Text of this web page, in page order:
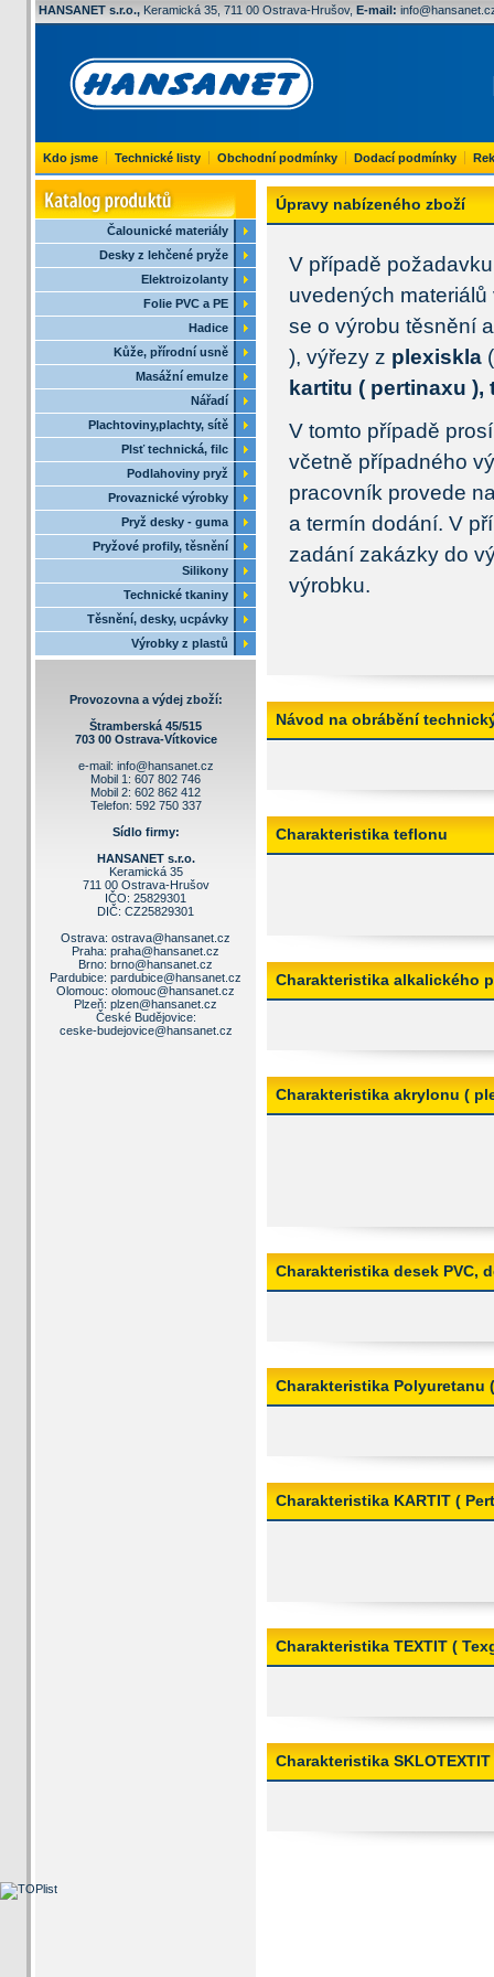
HANSANET s.r.o., Keramická 35, 711 00 Ostrava-Hrušov, E-mail:
Kdo jsme Technické listy Obchodní podmínky Dodací podmínky
Čalounické materiály
Desky z lehčené pryže
Elektroizolanty
Folie PVC a PE
Hadice
Kůže, přírodní usně
Masážní emulze
Nářadí
Plachtoviny,plachty, sítě
Plsť technická, filc
Podlahoviny pryž
Provaznické výrobky
Pryž desky - guma
Pryžové profily, těsnění
Silikony
Technické tkaniny
Těsnění, desky, ucpávky
Výrobky z plastů
Provozovna a výdej zboží:
Štramberská 45/515
703 00 Ostrava-Vítkovice
e-mail: info@hansanet.cz
Mobil 1: 607 802 746
Mobil 2: 602 862 412
Telefon: 592 750 337
Sídlo firmy:
HANSANET s.r.o.
Keramická 35
711 00 Ostrava-Hrušov
IČO: 25829301
DIČ: CZ25829301
Ostrava: ostrava@hansanet.cz
Praha: praha@hansanet.cz
Brno: brno@hansanet.cz
Pardubice: pardubice@hansanet.cz
Olomouc: olomouc@hansanet.cz
Plzeň: plzen@hansanet.cz
České Budějovice:
ceske-budejovice@hansanet.cz
Úpravy nabízeného zboží
V případě
uvedených
se o výrobu těsnění
), výřezy z plexiskla
kartitu ( pertinaxu
V tomto případě
včetně případného
pracovník provede
a termín dodání. V
zadání zakázky do
výrobku.
Návod na obrábění
Charakteristika teflonu
Charakteristika alkalického
Charakteristika akrylonu (
Charakteristika desek PVC,
Charakteristika Polyuretanu
Charakteristika KARTIT (
Charakteristika TEXTIT (
Charakteristika